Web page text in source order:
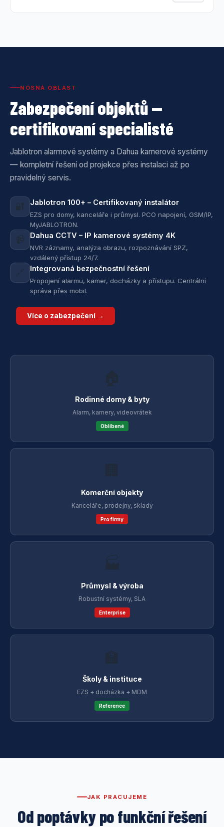
NOSNÁ OBLAST
Zabezpečení objektů —
certifikovaní specialisté
Jablotron alarmové systémy a Dahua kamerové systémy
— kompletní řešení od projekce přes instalaci až po
pravidelný servis.
🔐 Jablotron 100+ – Certifikovaný instalátor
EZS pro domy, kanceláře i průmysl. PCO napojení, GSM/IP,
MyJABLOTRON.
📹 Dahua CCTV – IP kamerové systémy 4K
NVR záznamy, analýza obrazu, rozpoznávání SPZ,
vzdálený přístup 24/7.
🔗 Integrovaná bezpečnostní řešení
Propojení alarmu, kamer, docházky a přístupu. Centrální
správa přes mobil.
Více o zabezpečení →
Rodinné domy & byty
Alarm, kamery, videovrátek
Oblíbené
Komerční objekty
Kanceláře, prodejny, sklady
Pro firmy
Průmysl & výroba
Robustní systémy, SLA
Enterprise
Školy & instituce
EZS + docházka + MDM
Reference
JAK PRACUJEME
Od poptávky po funkční řešení